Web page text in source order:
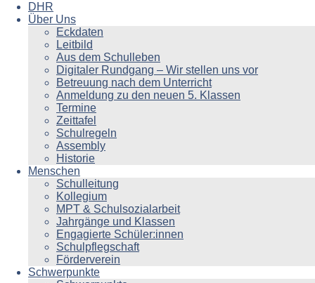
DHR
Über Uns
Eckdaten
Leitbild
Aus dem Schulleben
Digitaler Rundgang – Wir stellen uns vor
Betreuung nach dem Unterricht
Anmeldung zu den neuen 5. Klassen
Termine
Zeittafel
Schulregeln
Assembly
Historie
Menschen
Schulleitung
Kollegium
MPT & Schulsozialarbeit
Jahrgänge und Klassen
Engagierte Schüler:innen
Schulpflegschaft
Förderverein
Schwerpunkte